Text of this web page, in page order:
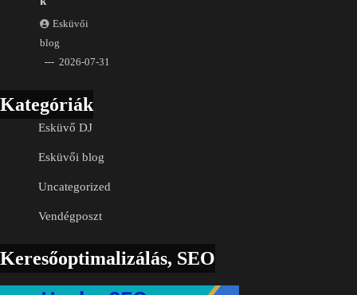
Esküvői
blog
2026-07-31
Kategóriák
Esküvő DJ
Esküvői blog
Uncategorized
Vendégposzt
Keresőoptimalizálás, SEO